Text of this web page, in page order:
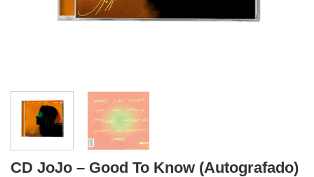
CD JoJo – Good To Know (Autografado)